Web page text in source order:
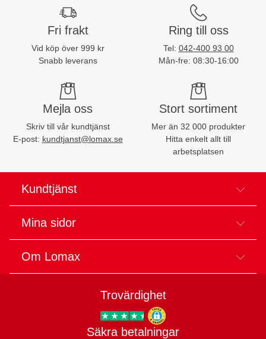
Fri frakt
Vid köp över 999 kr
Snabb leverans
Ring till oss
Tel: 042-400 93 00
Mån-fre: 08:30-16:00
Mejla oss
Skriv till vår kundtjänst
E-post: kundtjanst@lomax.se
Stort sortiment
Mer än 32 000 produkter
Hitta enkelt allt till
arbetsplatsen
Kundtjänst
Mina sidor
Om Lomax
Trovärdighet
Trygg E-handel
Säkra betalningar